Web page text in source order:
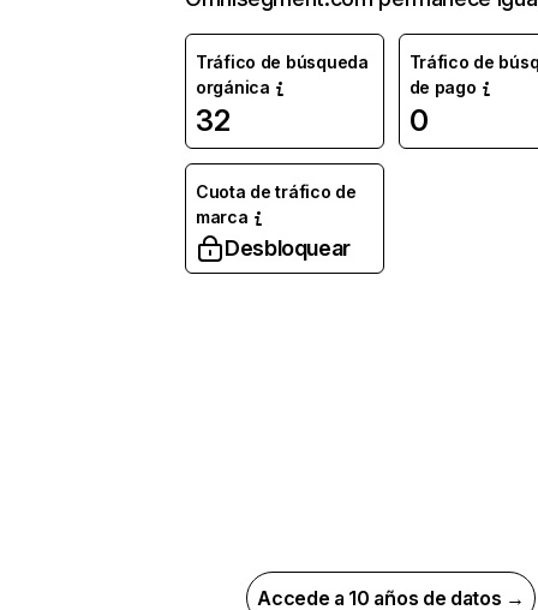
Tráfico de búsqueda
orgánica
32
Tráfico de
de pago
0
Cuota de tráfico de
marca
Desbloquear
Accede a 10 años de datos →